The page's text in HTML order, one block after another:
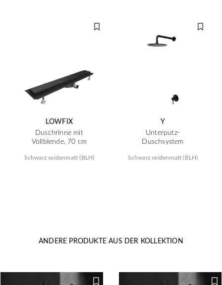
LOWFIX
Duschrinne mit
Vollblende, 70 cm
Schwarz seidenmatt (BLH)
Y
Unterputz-
Duschsystem
Schwarz seidenmatt (BLH)
ANDERE PRODUKTE AUS DER KOLLEKTION